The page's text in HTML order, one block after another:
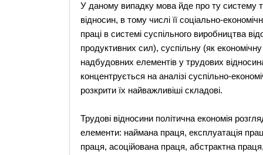
У даному випадку мова йде про ту систему
відносин, в тому числі її соціально-
праці в системі суспільного виробництва
продуктивних сил), суспільну (як
надбудовних елементів у трудових
концентрується на аналізі суспільно-
розкрити їх найважливіші складові.
Трудові відносини політична економія
елементи: наймана праця, експлуатація
праця, асоційована праця, абстрактна